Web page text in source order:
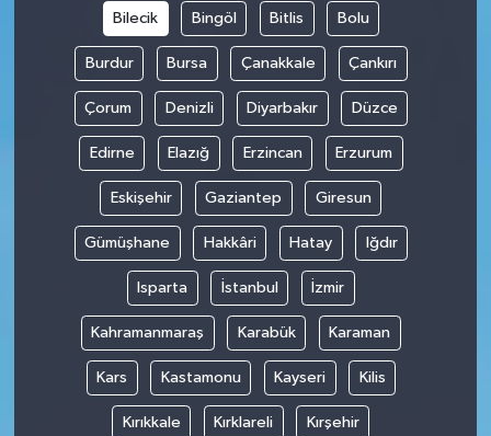
Bilecik Bingöl Bitlis Bolu
Burdur Bursa Çanakkale Çankırı
Çorum Denizli Diyarbakır Düzce
Edirne Elazığ Erzincan Erzurum
Eskişehir Gaziantep Giresun
Gümüşhane Hakkâri Hatay Iğdır
Isparta İstanbul İzmir
Kahramanmaraş Karabük Karaman
Kars Kastamonu Kayseri Kilis
Kırıkkale Kırklareli Kırşehir